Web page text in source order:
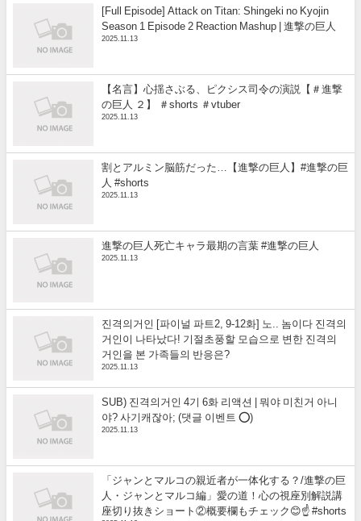
[Full Episode] Attack on Titan: Shingeki no Kyojin
Season 1 Episode 2 Reaction Mashup | 進撃の巨人
2025.11.13
【名言】心揺さぶる、ピクシス司令の演説【＃進撃
の巨人 ２】 ＃shorts ＃vtuber
2025.11.13
割とアルミン脳筋だった…【進撃の巨人】#進撃の巨
人 #shorts
2025.11.13
進撃の巨人死亡キャラ最期の言葉 #進撃の巨人
2025.11.13
진격의거인 [파이널 파트2, 9-12화] 노.. 놈이다 진격의
거인이 나타났다! 기절초풍할 모습으로 변한 진격의
거인을 본 가족들의 반응은?
2025.11.13
SUB) 진격의거인 4기 6화 리액션 | 뭐야 미친거 아니
야? 사기캐잖아; (댓글 이벤트 ⭕)
2025.11.13
「ジャンとマルコの親近者が一体化する？/進撃の巨
人・ジャンとマルコ編」愛の道！心の視座別解説講
座切り抜きショート②概要欄もチェック😊☝️ #shorts